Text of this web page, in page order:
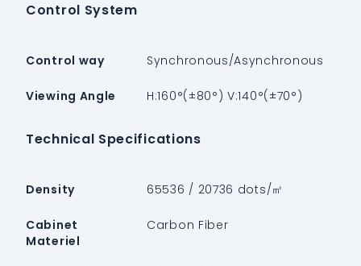
Control System
Control way Synchronous/Asynchronous
Viewing Angle H:160°(±80°) V:140°(±70°)
Technical Specifications
Density 65536 / 20736 dots/㎡
Cabinet
Materiel
Carbon Fiber